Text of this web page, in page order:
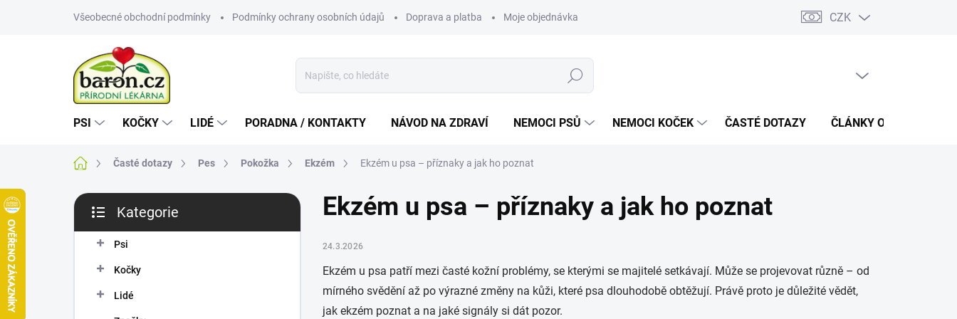
Všeobecné obchodní podmínky Podmínky ochrany osobních údajů Doprava a platba Moje objednávka CZK
Hledat
PSI KOČKY LIDÉ PORADNA / KONTAKTY NÁVOD NA ZDRAVÍ NEMOCI PSŮ NEMOCI KOČEK ČASTÉ DOTAZY ČLÁNKY O ZDRAVÍ
Domů Časté dotazy Pes Pokožka Ekzém Ekzém u psa – příznaky a jak ho poznat
P
s
kategorie
Kategorie
Psi
Kočky
Lidé
Ekzém u psa – příznaky a jak ho poznat
24.3.2026
Ekzém u psa patří mezi časté kožní problémy, se kterými se majitelé setkávají. Může se projevovat různě – od
mírného svědění až po výrazné změny na kůži, které psa dlouhodobě obtěžují. Právě proto je důležité vědět,
jak ekzém poznat a na jaké signály si dát pozor.